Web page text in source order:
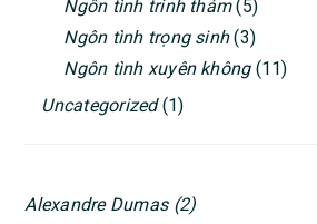
Ngôn tình trinh thám(5)
Ngôn tình trọng sinh(3)
Ngôn tình xuyên không(11)
Uncategorized(1)
Alexandre Dumas (2)